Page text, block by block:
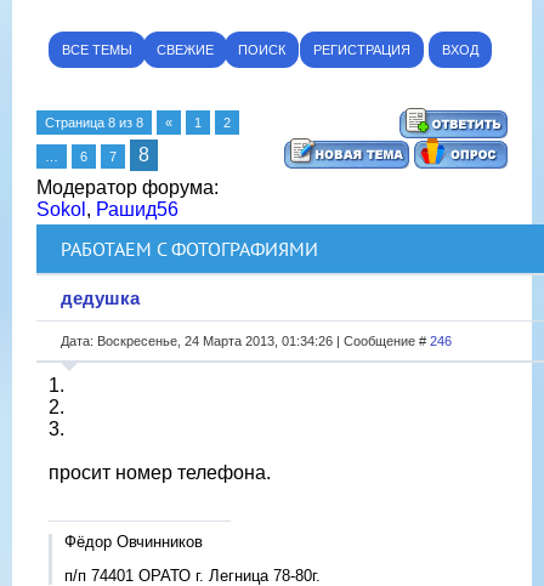
ВСЕ ТЕМЫ СВЕЖИЕ ПОИСК РЕГИСТРАЦИЯ ВХОД
Страница 8 из 8 « 1 2
6 7
8
Модератор форума:
Sokol , Рашид56
РАБОТАЕМ С ФОТОГРАФИЯМИ
дедушка
Дата: Воскресенье, 24 Марта 2013, 01:34:26 | Сообщение # 246
1.
2.
3.
просит номер телефона.
Фёдор Овчинников
п/п 74401 ОРАТО г. Легница 78-80г.